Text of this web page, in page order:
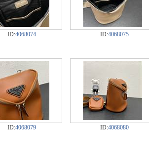
ID:4068074 ID:4068075
ID:4068079 ID:4068080